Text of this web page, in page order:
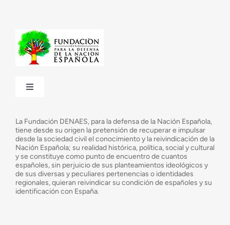
Toggle
¿Cuáles son nuestros objetivos?
Consejo Asesor
La Fundación DENAES, para la defensa de la Nación Española,
tiene desde su origen la pretensión de recuperar e impulsar
desde la sociedad civil el conocimiento y la reivindicación de la
Nación Española; su realidad histórica, política, social y cultural
y se constituye como punto de encuentro de cuantos
españoles, sin perjuicio de sus planteamientos ideológicos y
de sus diversas y peculiares pertenencias o identidades
regionales, quieran reivindicar su condición de españoles y su
identificación con España.